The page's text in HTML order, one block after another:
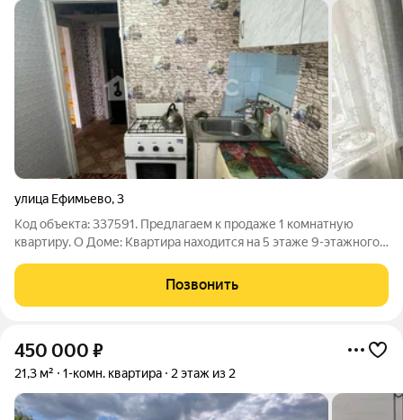
улица Ефимьево,3
Код объекта: 337591. Предлагаем к продаже 1 комнатную
квартиру. О Доме: Квартира находится на 5 этаже 9-этажного
лестничные пролеты. Имеется детская площадка во дворе
дома и удобную парковка. О
Позвонить
450 000 ₽
21,3 м² 1-комн. квартира 2 этаж из 2